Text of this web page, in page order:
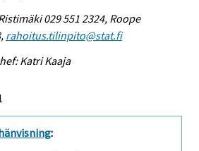
029 551 2324, Roope
rahoitus.tilinpito@stat.fi
Katri Kaaja
: